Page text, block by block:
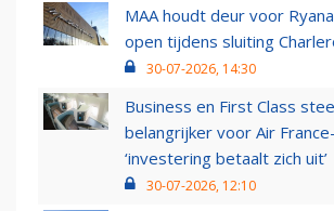
MAA houdt deur voor
open tijdens sluiting
30-07-2026, 14:30
Business en First Class
belangrijker voor Air
‘investering betaalt zich uit’
30-07-2026, 12:10